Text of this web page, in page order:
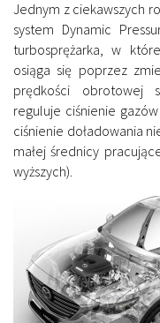
Jednym z ciekawszych
system Dynamic
turbosprężarka, w
osiąga się poprzez
prędkości obrotowej
reguluje ciśnienie
ciśnienie doładowania
małej średnicy
wyższych).